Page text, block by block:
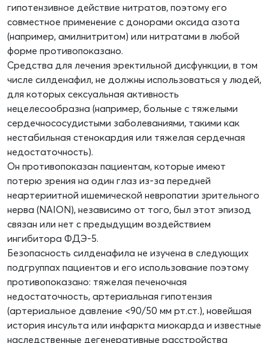
гипотензивное действие нитратов, поэтому его
совместное применение с донорами оксида азота
(например, амилнитритом) или нитратами в любой
форме противопоказано.
Средства для лечения эректильной дисфункции, в том
числе силденафил, не должны использоваться у людей,
для которых сексуальная активность
нецелесообразна (например, больные с тяжелыми
сердечнососудистыми заболеваниями, такими как
нестабильная стенокардия или тяжелая сердечная
недостаточность).
Он противопоказан пациентам, которые имеют
потерю зрения на один глаз из-за передней
неартериитной ишемической невропатии зрительного
нерва (NAION), независимо от того, был этот эпизод
связан или нет с предыдущим воздействием
ингибитора ФДЭ-5.
Безопасность силденафила не изучена в следующих
подгруппах пациентов и его использование поэтому
противопоказано: тяжелая печеночная
недостаточность, артериальная гипотензия
(артериальное давление <90/50 мм рт.ст.), новейшая
история инсульта или инфаркта миокарда и известные
наследственные дегенеративные расстройства